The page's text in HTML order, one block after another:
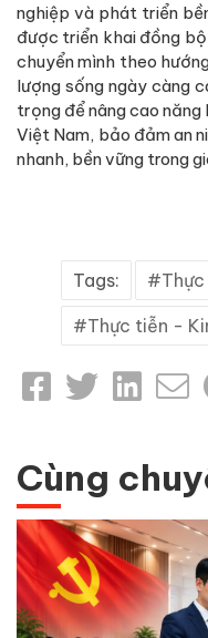
nghiệp và phát triển
được triển khai đồng
chuyển mình theo
lượng sống ngày càng
trọng để nâng cao năng
Việt Nam, bảo đảm an
nhanh, bền vững trong
Tags:
Thực tiễn -
Cùng